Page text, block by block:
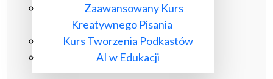
Zaawansowany Kurs
Kreatywnego Pisania
Kurs Tworzenia Podkastów
AI w Edukacji